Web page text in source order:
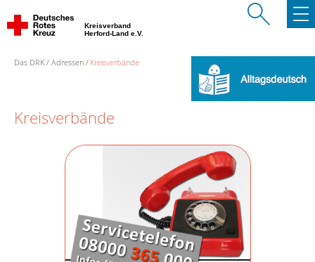
Kreisverband
Herford-Land e.V.
Das DRK Adressen Kreisverbände
Kreisverbände